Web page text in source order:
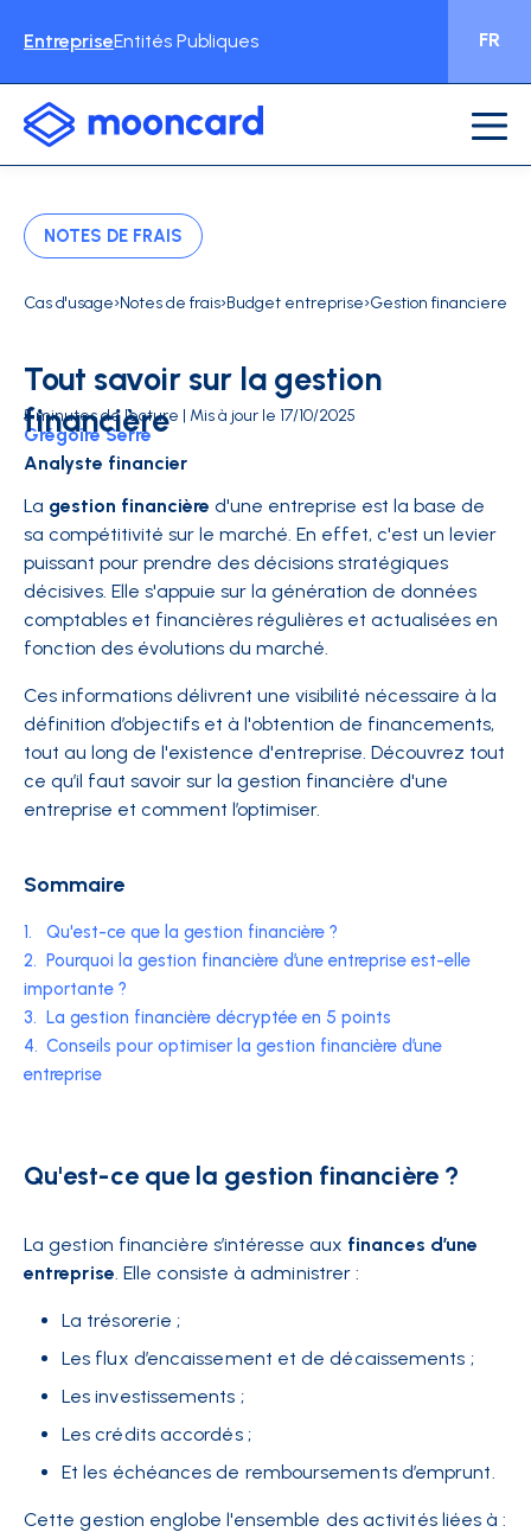
EntrepriseEntités Publiques FR
NOTES DE FRAIS
Cas d'usage›Notes de frais›Budget entreprise›Gestion financiere
Tout savoir sur la gestion
financière
5 minutes de lecture | Mis à jour le 17/10/2025
Grégoire Serre
Analyste financier
La gestion financière d'une entreprise est la base de
sa compétitivité sur le marché. En effet, c'est un levier
puissant pour prendre des décisions stratégiques
décisives. Elle s'appuie sur la génération de données
comptables et financières régulières et actualisées en
fonction des évolutions du marché.
Ces informations délivrent une visibilité nécessaire à la
définition d’objectifs et à l'obtention de financements,
tout au long de l'existence d'entreprise. Découvrez tout
ce qu’il faut savoir sur la gestion financière d'une
entreprise et comment l’optimiser.
Sommaire
1.
Qu'est-ce que la gestion financière ?
2. Pourquoi la gestion financière d’une entreprise est-elle
importante ?
3. La gestion financière décryptée en 5 points
4. Conseils pour optimiser la gestion financière d’une
entreprise
Qu'est-ce que la gestion financière ?
La gestion financière s’intéresse aux finances d’une
entreprise. Elle consiste à administrer :
La trésorerie ;
Les flux d’encaissement et de décaissements ;
Les investissements ;
Les crédits accordés ;
Et les échéances de remboursements d’emprunt.
Cette gestion englobe l'ensemble des activités liées à :